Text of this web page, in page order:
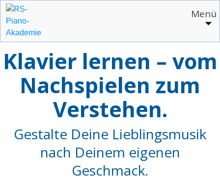
Menü
Klavier lernen – vom
Nachspielen zum
Verstehen.
Gestalte Deine Lieblingsmusik
nach Deinem eigenen
Geschmack.